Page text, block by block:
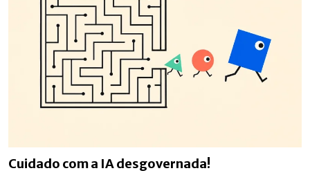
Cuidado com a IA desgovernada!